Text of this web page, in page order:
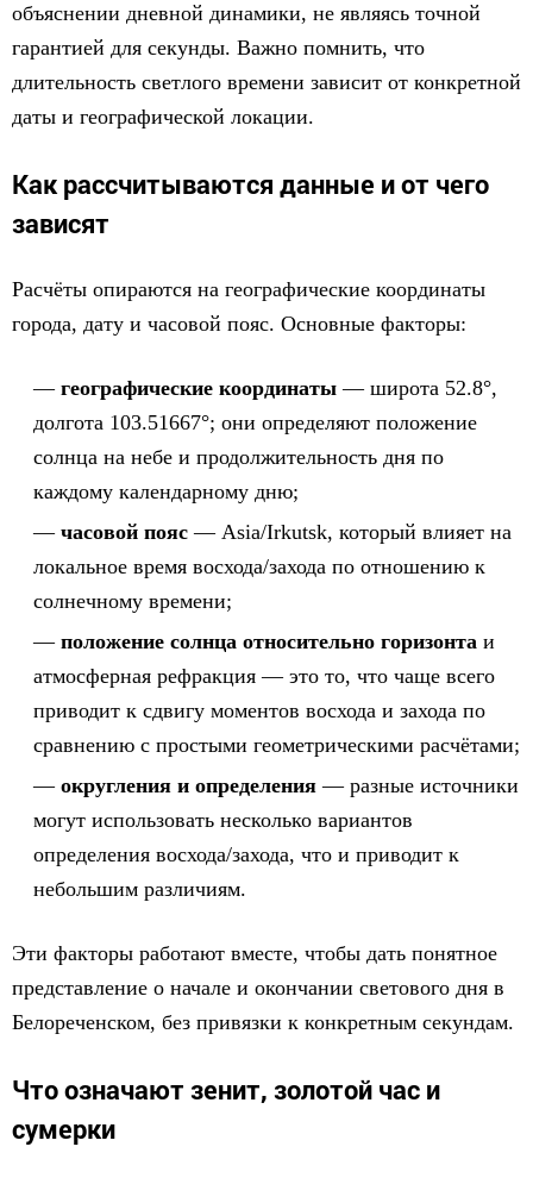
объяснении дневной динамики, не являясь точной
гарантией для секунды. Важно помнить, что
длительность светлого времени зависит от конкретной
даты и географической локации.
Как рассчитываются данные и от чего
зависят
Расчёты опираются на географические координаты
города, дату и часовой пояс. Основные факторы:
географические координаты — широта 52.8°,
долгота 103.51667°; они определяют положение
солнца на небе и продолжительность дня по
каждому календарному дню;
часовой пояс — Asia/Irkutsk, который влияет на
локальное время восхода/захода по отношению к
солнечному времени;
положение солнца относительно горизонта и
атмосферная рефракция — это то, что чаще всего
приводит к сдвигу моментов восхода и захода по
сравнению с простыми геометрическими расчётами;
округления и определения — разные источники
могут использовать несколько вариантов
определения восхода/захода, что и приводит к
небольшим различиям.
Эти факторы работают вместе, чтобы дать понятное
представление о начале и окончании светового дня в
Белореченском, без привязки к конкретным секундам.
Что означают зенит, золотой час и
сумерки